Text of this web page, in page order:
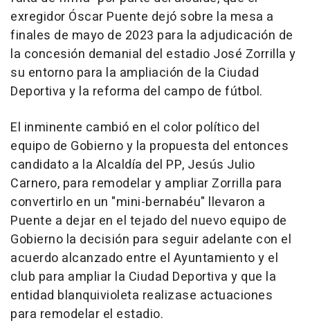
exregidor Óscar Puente dejó sobre la mesa a
finales de mayo de 2023 para la adjudicación de
la concesión demanial del estadio José Zorrilla y
su entorno para la ampliación de la Ciudad
Deportiva y la reforma del campo de fútbol.
El inminente cambió en el color político del
equipo de Gobierno y la propuesta del entonces
candidato a la Alcaldía del PP, Jesús Julio
Carnero, para remodelar y ampliar Zorrilla para
convertirlo en un "mini-bernabéu" llevaron a
Puente a dejar en el tejado del nuevo equipo de
Gobierno la decisión para seguir adelante con el
acuerdo alcanzado entre el Ayuntamiento y el
club para ampliar la Ciudad Deportiva y que la
entidad blanquivioleta realizase actuaciones
para remodelar el estadio.